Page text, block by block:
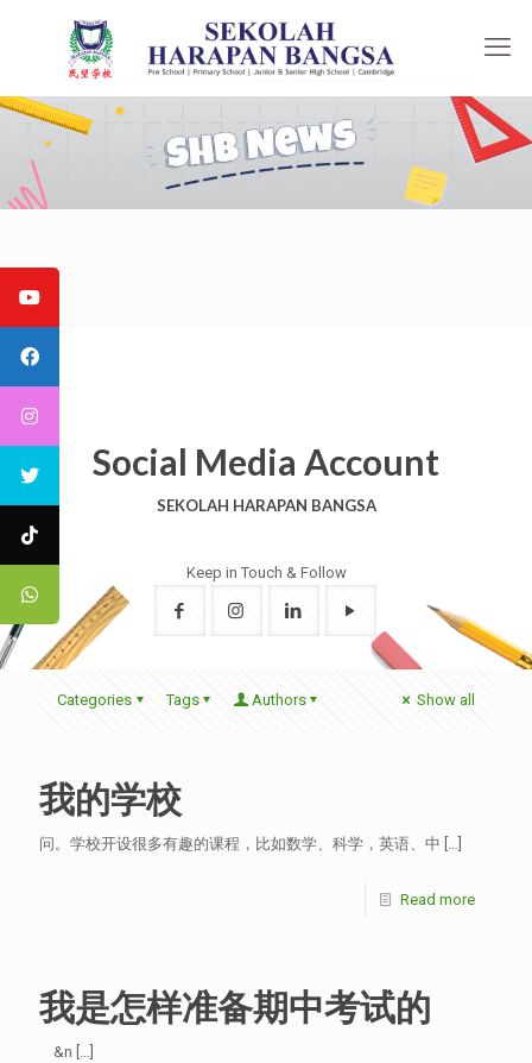
Social Media Account
SEKOLAH HARAPAN BANGSA
Keep in Touch & Follow
Categories Tags Authors Show all
我的学校
问。学校开设很多有趣的课程，比如数学、科学，英语、中 […]
Read more
我是怎样准备期中考试的
&n […]